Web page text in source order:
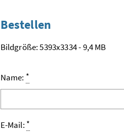
Bestellen
Bildgröße: 5393x3334 - 9,4 MB
Name: *
E-Mail: *